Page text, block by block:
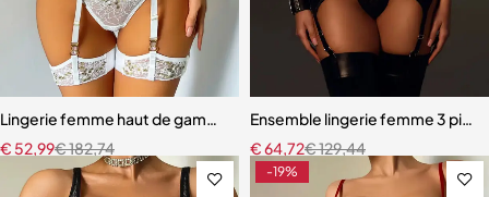
Lingerie femme haut de gamme – Dentelle raffinée avec effet
€182,74
€ 52,99
Ensemble lingerie femme 3
€129,44
€64,72
-19%